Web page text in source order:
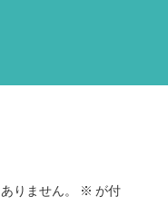
りません。 ※ が付